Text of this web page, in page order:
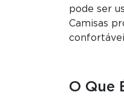
pode ser
Camisas
O Que